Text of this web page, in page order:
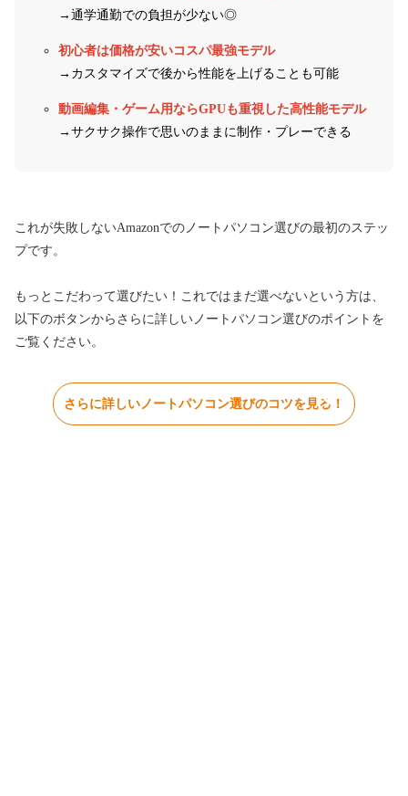
→通学通勤での負担が少ない◎
初心者は価格が安いコスパ最強モデル
→カスタマイズで後から性能を上げることも可能
動画編集・ゲーム用ならGPUも重視した高性能モデル
→サクサク操作で思いのままに制作・プレーできる
これが失敗しないAmazonでのノートパソコン選びの最初のステッ
プです。
もっとこだわって選びたい！これではまだ選べないという方は、
以下のボタンからさらに詳しいノートパソコン選びのポイントを
ご覧ください。
さらに詳しいノートパソコン選びのコツを見る！